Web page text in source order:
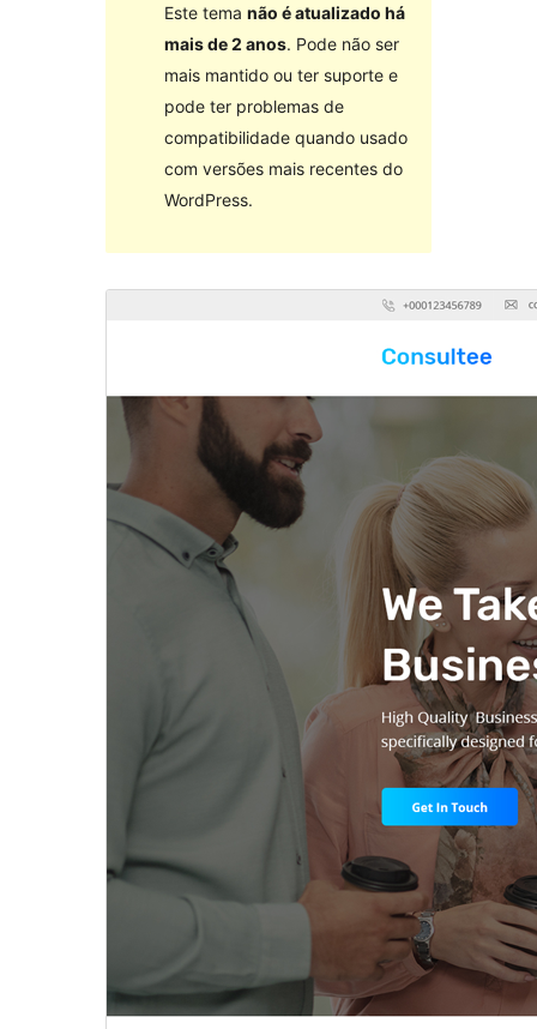
Este tema não é atualizado há
mais de 2 anos. Pode não ser
mais mantido ou ter suporte e
pode ter problemas de
compatibilidade quando usado
com versões mais recentes do
WordPress.